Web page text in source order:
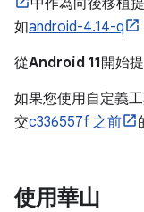
中作為向後移植
如android-4.14-q
從Android 11 開始
如果您使用自定義
交c336557f 之前
使用華山